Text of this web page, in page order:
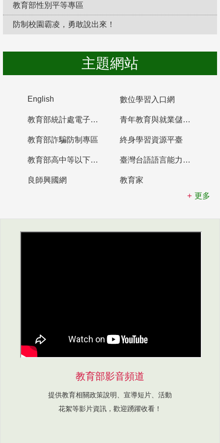
教育部性別平等專區
防制校園霸凌，勇敢說出來！
主題網站
English 數位學習入口網
教育部統計處電子書櫃 青年教育與就業儲蓄帳戶
教育部詐騙防制專區 終身學習資源平臺
教育部高中等以下學校及幼兒園教師資格檢定考試 臺灣台語語言能力認證網站
良師興國網
教育家
更多
教育部影音頻道
提供教育相關政策說明、宣導短片、活動
花絮等影片資訊，歡迎踴躍收看！